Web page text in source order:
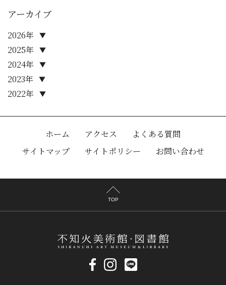
アーカイブ
2022年 ▼
2023年 ▼
2024年 ▼
2025年 ▼
2026年 ▼
ホーム アクセス
よくある質問
サイトマップ
サイトポリシー お問い合わせ
TOP